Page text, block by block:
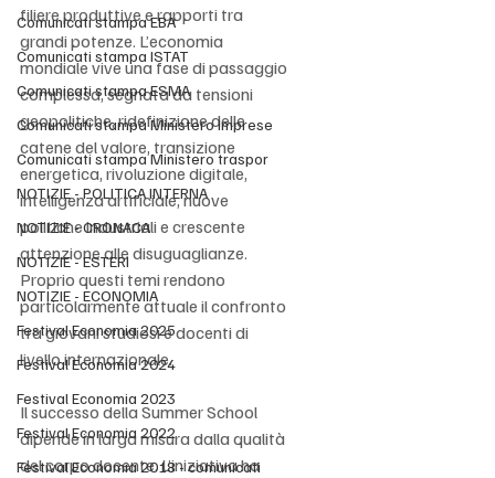
Comunicati stampa EBA
Comunicati stampa ISTAT
Comunicati stampa ESMA
Comunicati stampa Ministero Imprese
Comunicati stampa Ministero traspor
NOTIZIE - POLITICA INTERNA
NOTIZIE - CRONACA
NOTIZIE - ESTERI
NOTIZIE - ECONOMIA
Festival Economia 2025
Festival Economia 2024
Festival Economia 2023
Festival Economia 2022
Festival Economia 2018 - comunicati
filiere produttive e rapporti tra
grandi potenze. L’economia
mondiale vive una fase di passaggio
complessa, segnata da tensioni
geopolitiche, ridefinizione delle
catene del valore, transizione
energetica, rivoluzione digitale,
intelligenza artificiale, nuove
politiche industriali e crescente
attenzione alle disuguaglianze.
Proprio questi temi rendono
particolarmente attuale il confronto
tra giovani studiosi e docenti di
livello internazionale.
Il successo della Summer School
dipende in larga misura dalla qualità
del corpo docente. L’iniziativa ha